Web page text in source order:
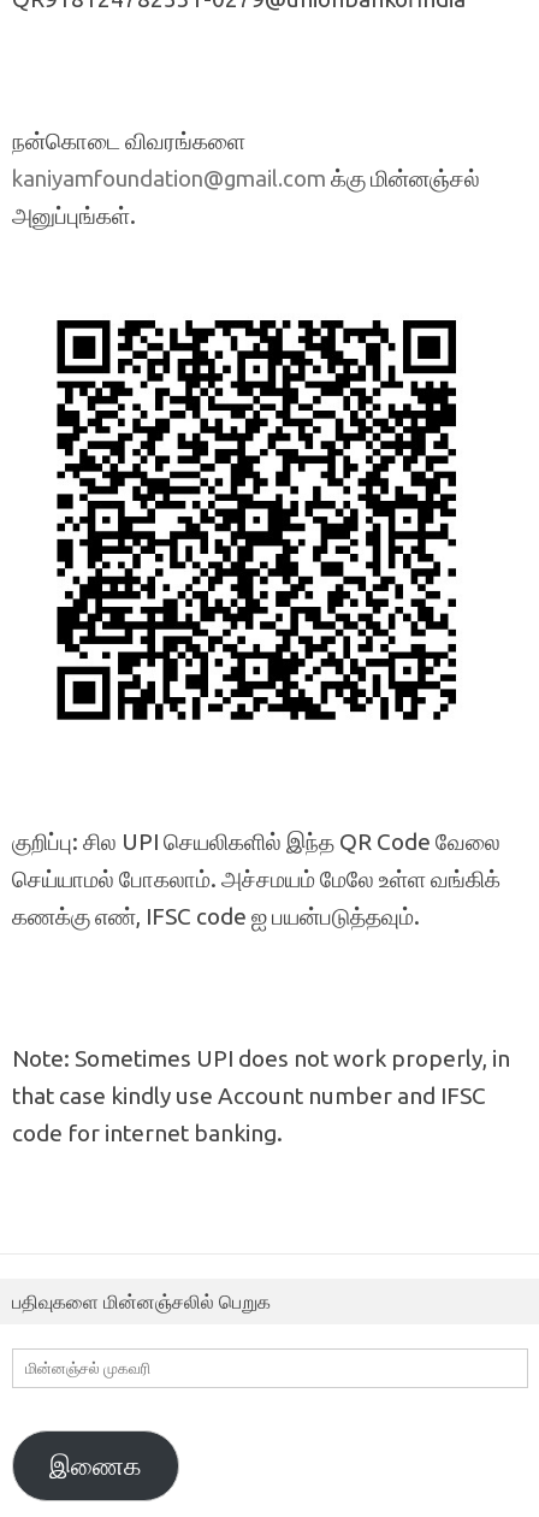
நன்கொடை விவரங்களை
kaniyamfoundation@gmail.com க்கு மின்னஞ்சல்
அனுப்புங்கள்.
குறிப்பு: சில UPI செயலிகளில் இந்த QR Code வேலை
செய்யாமல் போகலாம். அச்சமயம் மேலே உள்ள வங்கிக்
கணக்கு எண், IFSC code ஐ பயன்படுத்தவும்.
Note: Sometimes UPI does not work properly, in
that case kindly use Account number and IFSC
code for internet banking.
பதிவுகளை மின்னஞ்சலில் பெறுக
மின்னஞ்சல்
முகவரி
இணைக